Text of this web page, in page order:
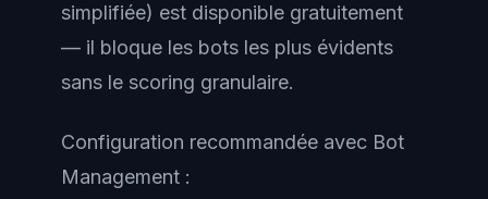
simplifiée) est disponible gratuitement
— il bloque les bots les plus évidents
sans le scoring granulaire.
Configuration recommandée avec Bot
Management :